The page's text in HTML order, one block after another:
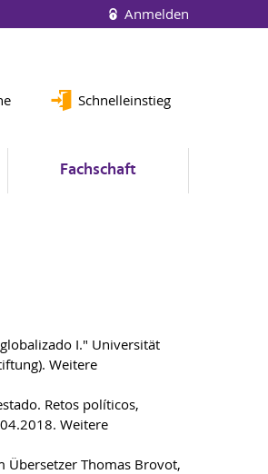
Anmelden
Schnelleinstieg
Fachschaft
I." Universität
Weitere
Retos políticos,
Weitere
Übersetzer Thomas Brovot,